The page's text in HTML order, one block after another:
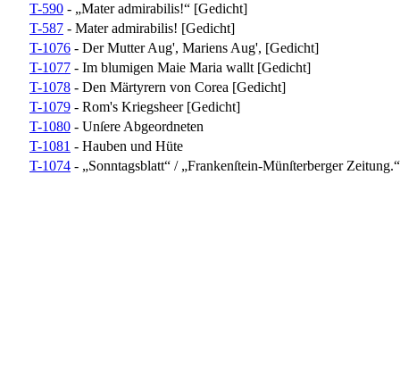
T-590 - „Mater admirabilis!“ [Gedicht]
T-587 - Mater admirabilis! [Gedicht]
T-1076 - Der Mutter Aug', Mariens Aug', [Gedicht]
T-1077 - Im blumigen Maie Maria wallt [Gedicht]
T-1078 - Den Märtyrern von Corea [Gedicht]
T-1079 - Rom's Kriegsheer [Gedicht]
T-1080 - Unſere Abgeordneten
T-1081 - Hauben und Hüte
T-1074 - „Sonntagsblatt“ / „Frankenſtein-Münſterberger Zeitung.“